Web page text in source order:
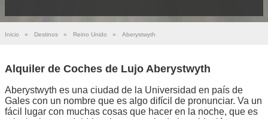
Inicio » Destinos » Reino Unido » Aberystwyth
Alquiler de Coches de Lujo Aberystwyth
Aberystwyth es una ciudad de la Universidad en país de
Gales con un nombre que es algo difícil de pronunciar. Va un
fácil lugar con muchas cosas que hacer en la noche, que es